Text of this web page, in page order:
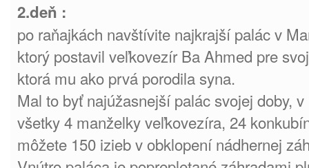
2.deň :
po raňajkách navštívite najkrajší palác v
ktorý postavil veľkovezír Ba Ahmed pre
ktorá mu ako prvá porodila syna.
Mal to byť najúžasnejší palác svojej doby,
všetky 4 manželky veľkovezíra, 24
môžete 150 izieb v obklopení nádhernej